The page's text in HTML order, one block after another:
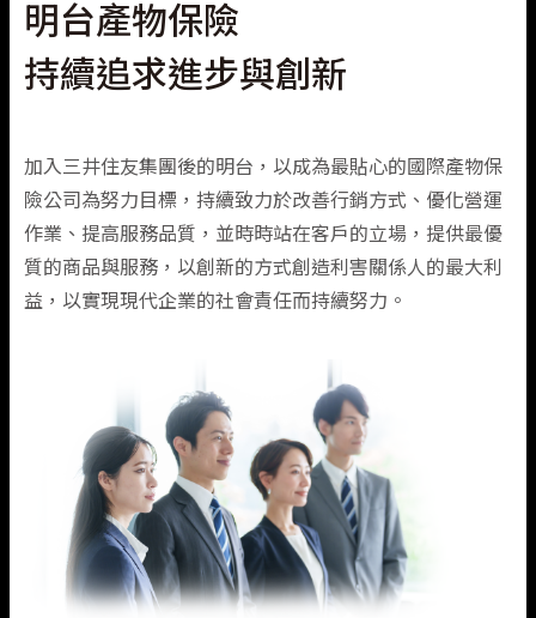
明台產物保險
持續追求進步與創新
加入三井住友集團後的明台，以成為最貼心的國際產物保
險公司為努力目標，持續致力於改善行銷方式、優化營運
作業、提高服務品質，並時時站在客戶的立場，提供最優
質的商品與服務，以創新的方式創造利害關係人的最大利
益，以實現現代企業的社會責任而持續努力。